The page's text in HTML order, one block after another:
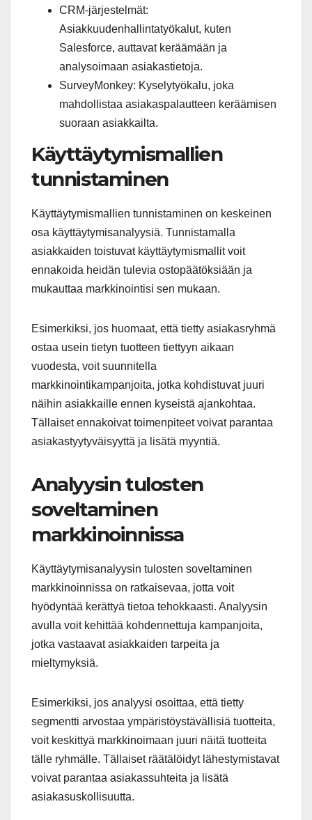
CRM-järjestelmät:
Asiakkuudenhallintatyökalut, kuten
Salesforce, auttavat keräämään ja
analysoimaan asiakastietoja.
SurveyMonkey: Kyselytyökalu, joka
mahdollistaa asiakaspalautteen keräämisen
suoraan asiakkailta.
Käyttäytymismallien
tunnistaminen
Käyttäytymismallien tunnistaminen on keskeinen
osa käyttäytymisanalyysiä. Tunnistamalla
asiakkaiden toistuvat käyttäytymismallit voit
ennakoida heidän tulevia ostopäätöksiään ja
mukauttaa markkinointisi sen mukaan.
Esimerkiksi, jos huomaat, että tietty asiakasryhmä
ostaa usein tietyn tuotteen tiettyyn aikaan
vuodesta, voit suunnitella
markkinointikampanjoita, jotka kohdistuvat juuri
näihin asiakkaille ennen kyseistä ajankohtaa.
Tällaiset ennakoivat toimenpiteet voivat parantaa
asiakastyytyväisyyttä ja lisätä myyntiä.
Analyysin tulosten
soveltaminen
markkinoinnissa
Käyttäytymisanalyysin tulosten soveltaminen
markkinoinnissa on ratkaisevaa, jotta voit
hyödyntää kerättyä tietoa tehokkaasti. Analyysin
avulla voit kehittää kohdennettuja kampanjoita,
jotka vastaavat asiakkaiden tarpeita ja
mieltymyksiä.
Esimerkiksi, jos analyysi osoittaa, että tietty
segmentti arvostaa ympäristöystävällisiä tuotteita,
voit keskittyä markkinoimaan juuri näitä tuotteita
tälle ryhmälle. Tällaiset räätälöidyt lähestymistavat
voivat parantaa asiakassuhteita ja lisätä
asiakasuskollisuutta.